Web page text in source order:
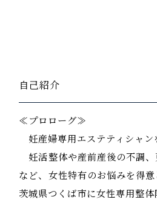
自己紹介
≪プロローグ≫
妊産婦専用エステティシャン
妊活整体や産前産後の不調
など、女性特有のお悩みを得意
茨城県つくば市に女性専用整体